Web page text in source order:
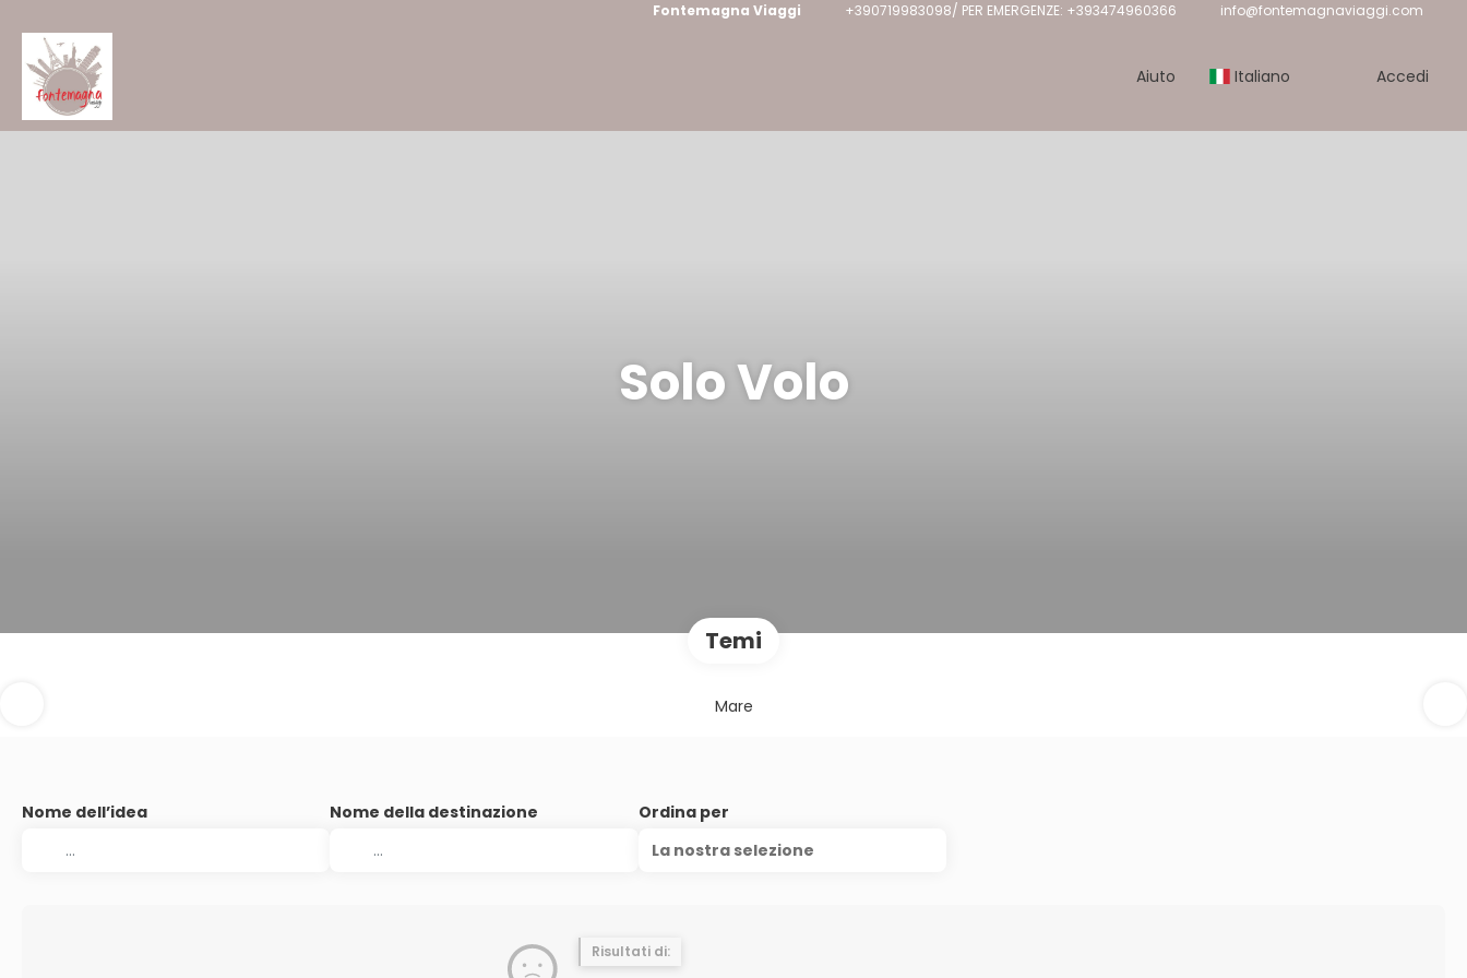
Fontemagna Viaggi +390719983098/ PER EMERGENZE: +393474960366 info@fontemagnaviaggi.com
Aiuto Italiano Accedi
Solo Volo
Temi
Mare
Nome dell’idea Nome della destinazione
Ordina per
La nostra selezione
Risultati di: